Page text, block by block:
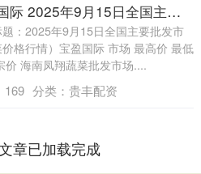
宝盈国际 2025年9月15日全国主要批发市场荠菜价格行情
题：2025年9月15日全国主要批发市
格行情）宝盈国际 市场 最高价 最低
价 海南凤翔蔬菜批发市场....
169 分类： 贵丰配资
章已加载完成